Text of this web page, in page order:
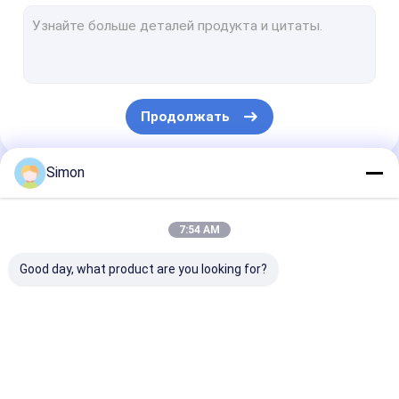
Система передачи WDM
Конвертер средств массовой информации локальных
Продолжать
Наши Категории
Simon
7:54 AM
Good day, what product are you looking for?